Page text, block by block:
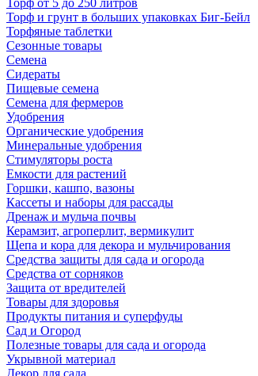
Торф от 5 до 250 литров
Торф и грунт в больших упаковках Биг-Бейл
Торфяные таблетки
Сезонные товары
Семена
Сидераты
Пищевые семена
Семена для фермеров
Удобрения
Органические удобрения
Минеральные удобрения
Стимуляторы роста
Емкости для растений
Горшки, кашпо, вазоны
Кассеты и наборы для рассады
Дренаж и мульча почвы
Керамзит, агроперлит, вермикулит
Щепа и кора для декора и мульчирования
Средства защиты для сада и огорода
Средства от сорняков
Защита от вредителей
Товары для здоровья
Продукты питания и суперфуды
Сад и Огород
Полезные товары для сада и огорода
Укрывной материал